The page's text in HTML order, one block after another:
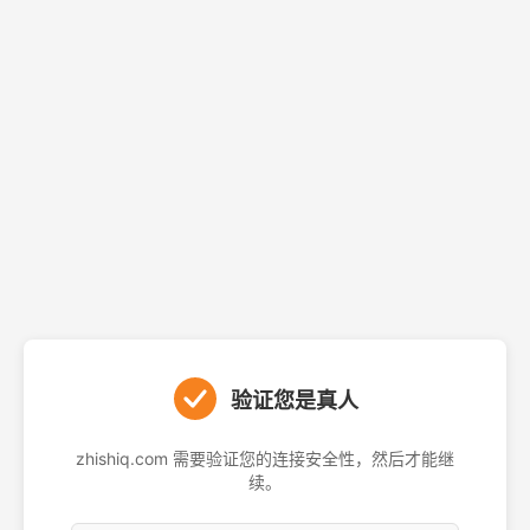
验证您是真人
zhishiq.com 需要验证您的连接安全性，然后才能继
续。